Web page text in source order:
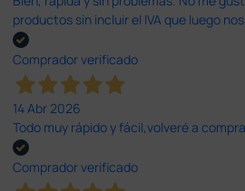
productos sin incluir el IVA que luego
Comprador verificado
14 Abr 2026
Todo muy rápido y fácil,volveré a
Comprador verificado